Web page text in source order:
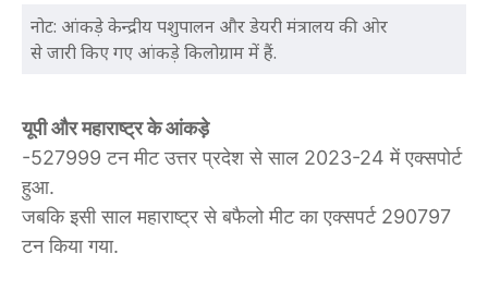
नोट: आंकड़े केन्द्रीय पशुपालन और डेयरी मंत्रालय की ओर
से जारी किए गए आंकड़े किलोग्राम में हैं.
यूपी और महाराष्ट्र के आंकड़े
-527999 टन मीट उत्तर प्रदेश से साल 2023-24 में एक्सपोर्ट
हुआ.
जबकि इसी साल महाराष्ट्र से बफैलो मीट का एक्सपर्ट 290797
टन किया गया.